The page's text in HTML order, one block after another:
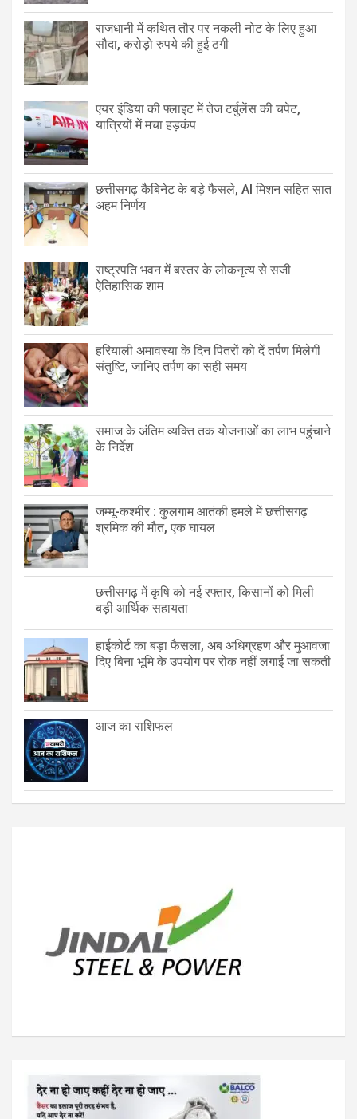
राजधानी में कथित तौर पर नकली नोट के लिए हुआ
सौदा, करोड़ो रुपये की हुई ठगी
एयर इंडिया की फ्लाइट में तेज टर्बुलेंस की चपेट,
यात्रियों में मचा हड़कंप
छत्तीसगढ़ कैबिनेट के बड़े फैसले, AI मिशन सहित सात
अहम निर्णय
राष्ट्रपति भवन में बस्तर के लोकनृत्य से सजी
ऐतिहासिक शाम
हरियाली अमावस्या के दिन पितरों को दें तर्पण मिलेगी
संतुष्टि, जानिए तर्पण का सही समय
समाज के अंतिम व्यक्ति तक योजनाओं का लाभ पहुंचाने
के निर्देश
जम्मू-कश्मीर : कुलगाम आतंकी हमले में छत्तीसगढ़
श्रमिक की मौत, एक घायल
छत्तीसगढ़ में कृषि को नई रफ्तार, किसानों को मिली
बड़ी आर्थिक सहायता
हाईकोर्ट का बड़ा फैसला, अब अधिग्रहण और मुआवजा
दिए बिना भूमि के उपयोग पर रोक नहीं लगाई जा सकती
आज का राशिफल